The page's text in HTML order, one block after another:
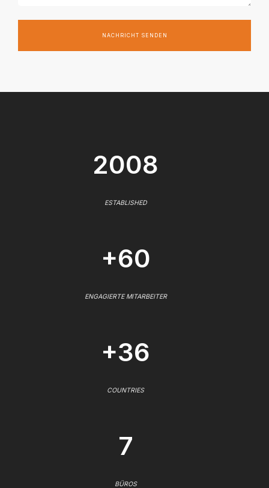
NACHRICHT SENDEN
2008
ESTABLISHED
+60
ENGAGIERTE MITARBEITER
+36
COUNTRIES
7
BÜROS